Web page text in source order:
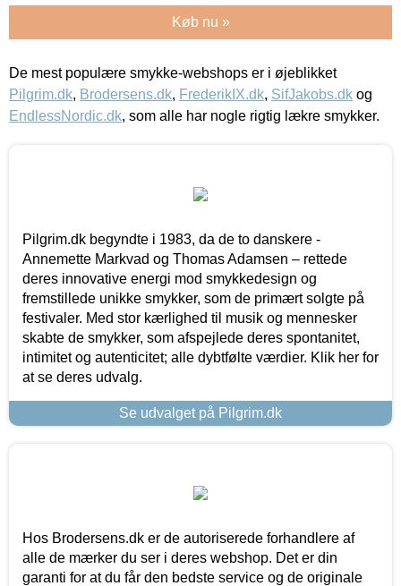
Køb nu »
De mest populære smykke-webshops er i øjeblikket
Pilgrim.dk, Brodersens.dk, FrederikIX.dk, SifJakobs.dk og
EndlessNordic.dk, som alle har nogle rigtig lækre smykker.
Pilgrim.dk begyndte i 1983, da de to danskere -
Annemette Markvad og Thomas Adamsen – rettede
deres innovative energi mod smykkedesign og
fremstillede unikke smykker, som de primært solgte på
festivaler. Med stor kærlighed til musik og mennesker
skabte de smykker, som afspejlede deres spontanitet,
intimitet og autenticitet; alle dybtfølte værdier. Klik her for
at se deres udvalg.
Se udvalget på Pilgrim.dk
Hos Brodersens.dk er de autoriserede forhandlere af
alle de mærker du ser i deres webshop. Det er din
garanti for at du får den bedste service og de originale